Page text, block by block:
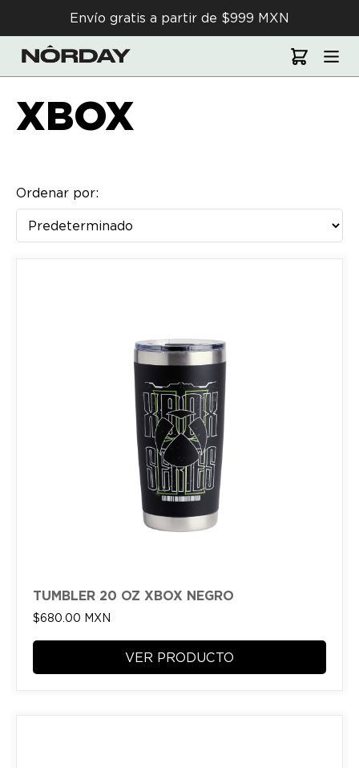
Envío gratis a partir de $999 MXN
XBOX
Ordenar por:
TUMBLER 20 OZ XBOX NEGRO
$680.00 MXN
VER PRODUCTO